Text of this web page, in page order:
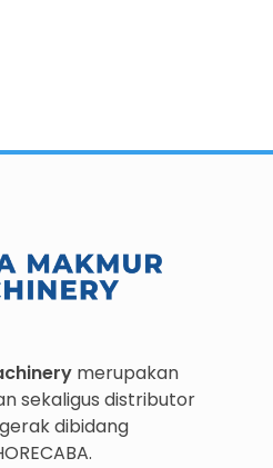
merupakan
sekaligus distributor
dibidang